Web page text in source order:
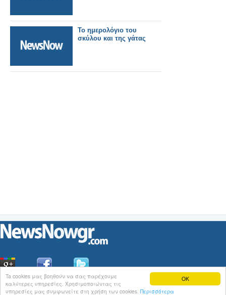
OK
Ta cookies μας βοηθούν να σας παρέχουμε
καλύτερες υπηρεσίες. Χρησιμοποιώντας τις
υπηρεσίες μας συμφωνείτε στη χρήση των cookies. Περισσότερα
Το ημερολόγιο του
σκύλου και της γάτας
ΟιΕιδήσεις του NewsNowgr.com στοiNews